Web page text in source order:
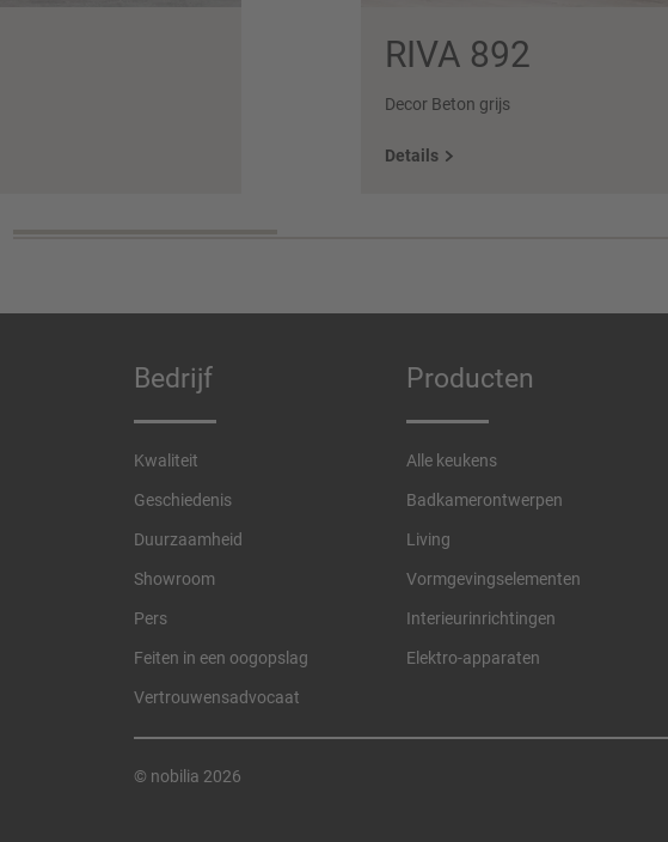
RIVA 892
Decor Beton grijs
Details
Bedrijf
Kwaliteit
Geschiedenis
Duurzaamheid
Showroom
Pers
Feiten in een oogopslag
Vertrouwensadvocaat
Producten
Alle keukens
Badkamerontwerpen
Living
Vormgevingselementen
Interieurinrichtingen
Elektro-apparaten
© nobilia 2026